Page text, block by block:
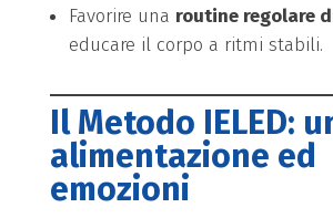
Favorire una routine regolare
educare il corpo a ritmi stabili.
Il Metodo IELED:
alimentazione ed
emozioni